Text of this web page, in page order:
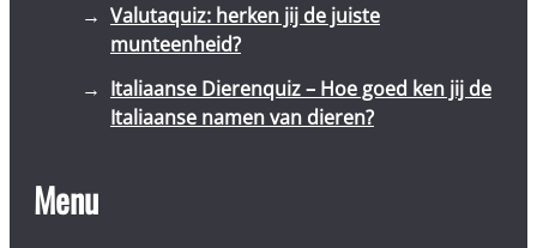
Valutaquiz: herken jij de juiste
munteenheid?
Italiaanse Dierenquiz – Hoe goed ken jij de
Italiaanse namen van dieren?
Menu